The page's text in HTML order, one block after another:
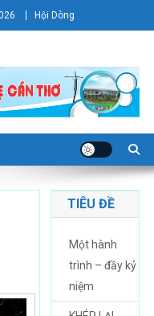
Hội Dòng
TIÊU ĐỀ
Một hành
trình – đầy kỷ
niệm